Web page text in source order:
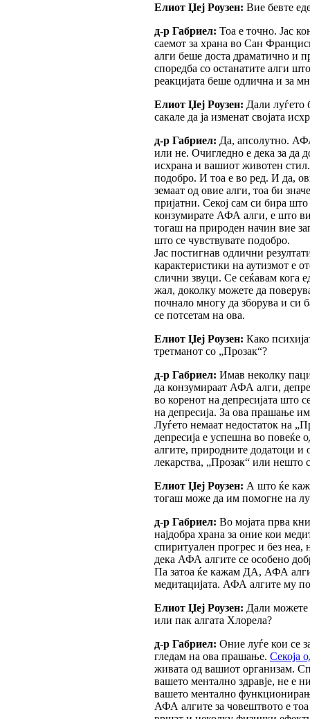
Елиот Џеј Роузен: Вие бевте
д-р Габриел: Тоа е точно. Јас
саемот за храна во Сан
алги беше доста драматично и
споредба со останатите алги
реакцијата беше одлична и за
Елиот Џеј Роузен: Дали луѓето
сакале да ја изменат својата
д-р Габриел: Да, апсолутно.
или не. Очигледно е дека за да
исхрана и вашиот животен
подобро. И тоа е во ред. И да,
земаат од овие алги, тоа би
пријатни. Секој сам си бира
конзумирате АФА алги, е што
тогаш на природен начин вие
што се чувствувате подобро.
Јас постигнав одлични
карактеристики на аутизмот е
слични звуци. Се сеќавам кога
жал, доколку можете да
почнало многу да зборува и си
се потсетам на ова.
Елиот Џеј Роузен: Како
третманот со „Прозак“?
д-р Габриел: Имав неколку
да конзумираат АФА алги,
во коренот на депресијата што
на депресија. За ова прашање
Луѓето немаат недостаток на
депресија е успешна во повеќе
алгите, природните додатоци и
лекарства, „Прозак“ или нешто
Елиот Џеј Роузен: А што ќе
тогаш може да им помогне на
д-р Габриел: Во мојата прва
најдобра храна за оние кои
спиритуален прогрес и без неа,
дека АФА алгите се особено
Па затоа ќе кажам ДА, АФА
медитацијата. АФА алгите му
Елиот Џеј Роузен: Дали можете
или пак алгата Хлорела?
д-р Габриел: Оние луѓе кои се
гледам на ова прашање. Секоја
живата од вашиот организам.
вашето ментално здравје, не е
вашето ментално
АФА алгите за човештвото е